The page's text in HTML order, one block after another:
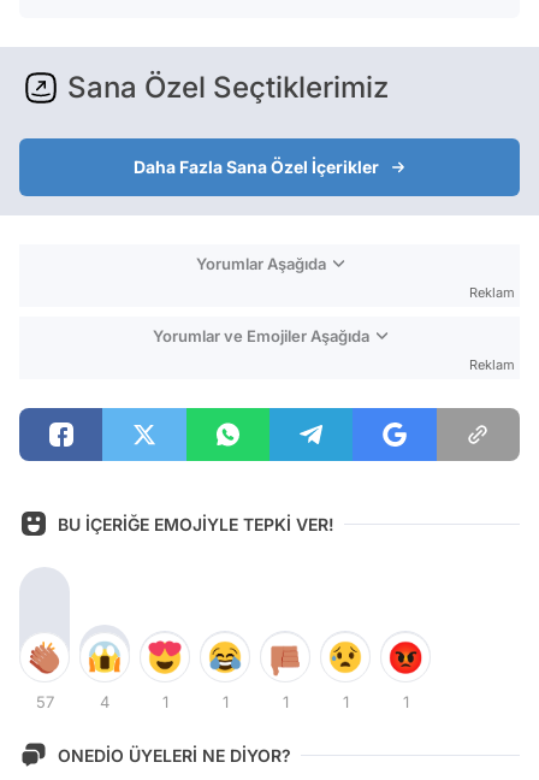
Sana Özel Seçtiklerimiz
Daha Fazla Sana Özel İçerikler
Yorumlar Aşağıda
Reklam
Yorumlar ve Emojiler Aşağıda
Reklam
BU İÇERİĞE EMOJİYLE TEPKİ VER!
57 4 1 1 1 1 1
ONEDİO ÜYELERİ NE DİYOR?